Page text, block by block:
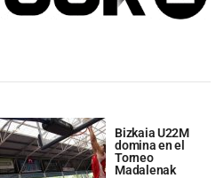
Bizkaia U22M
domina en el
Torneo
Madalenak